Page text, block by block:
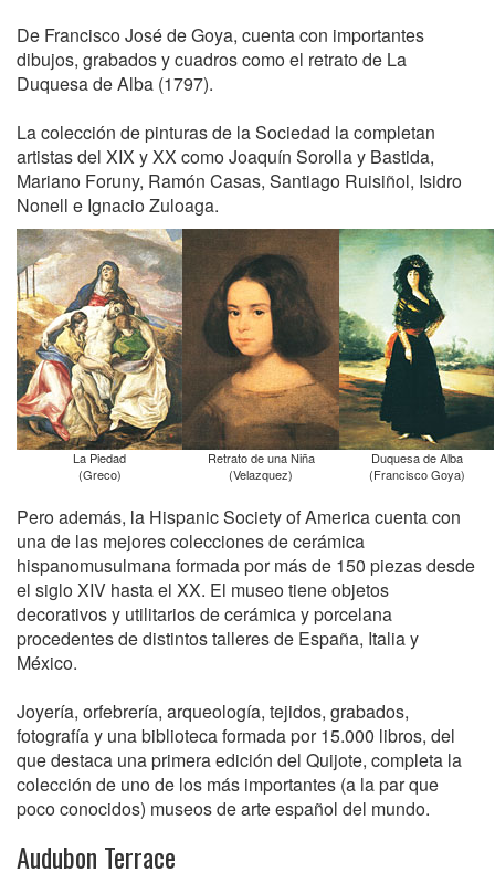
De Francisco José de Goya, cuenta con importantes
dibujos, grabados y cuadros como el retrato de La
Duquesa de Alba (1797).
La colección de pinturas de la Sociedad la completan
artistas del XIX y XX como Joaquín Sorolla y Bastida,
Mariano Foruny, Ramón Casas, Santiago Ruisiñol, Isidro
Nonell e Ignacio Zuloaga.
La Piedad
(Greco)
Retrato de una Niña
(Velazquez)
Duquesa de Alba
(Francisco Goya)
Pero además, la Hispanic Society of America cuenta con
una de las mejores colecciones de cerámica
hispanomusulmana formada por más de 150 piezas desde
el siglo XIV hasta el XX. El museo tiene objetos
decorativos y utilitarios de cerámica y porcelana
procedentes de distintos talleres de España, Italia y
México.
Joyería, orfebrería, arqueología, tejidos, grabados,
fotografía y una biblioteca formada por 15.000 libros, del
que destaca una primera edición del Quijote, completa la
colección de uno de los más importantes (a la par que
poco conocidos) museos de arte español del mundo.
Audubon Terrace